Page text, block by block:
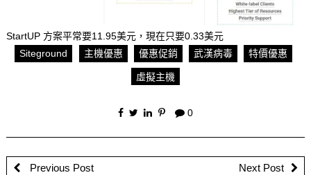
StartUP 方案平常要11.95美元，現在只要0.33美元
Siteground
主機優惠 優惠促銷 武漢病毒 特價優惠
虛擬主機
0
Previous Post Next Post